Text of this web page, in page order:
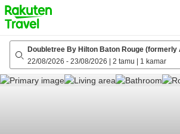
to
top
page
Doubletree By Hilton Baton Rouge (formerly
Rouge)
22/08/2026 - 23/08/2026 2 tamu 1 kamar